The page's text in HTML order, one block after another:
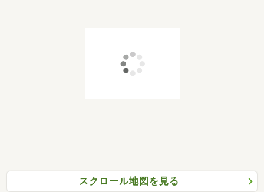
スクロール地図を見る